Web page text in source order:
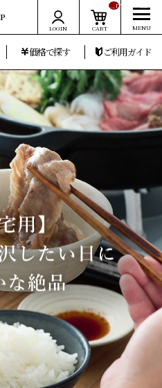
LOGIN CART
__ITM_CNT__
価格で探す ご利用ガイド